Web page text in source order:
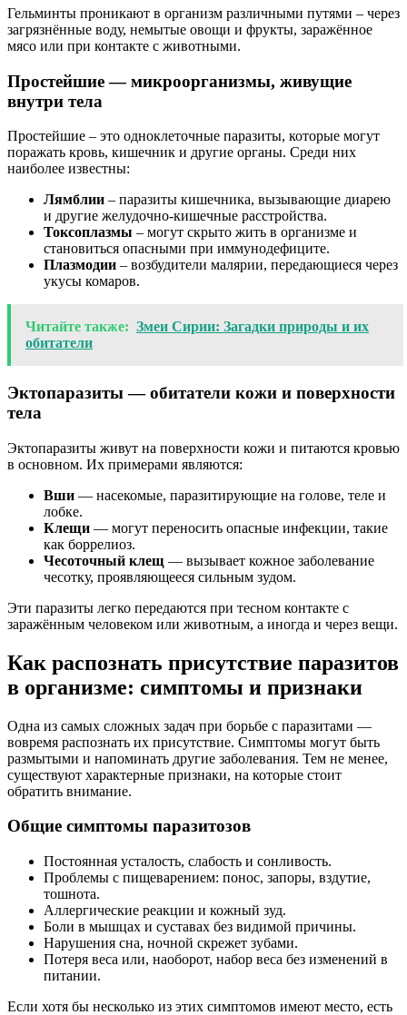
Гельминты проникают в организм различными путями – через
загрязнённые воду, немытые овощи и фрукты, заражённое
мясо или при контакте с животными.
Простейшие — микроорганизмы, живущие
внутри тела
Простейшие – это одноклеточные паразиты, которые могут
поражать кровь, кишечник и другие органы. Среди них
наиболее известны:
Лямблии – паразиты кишечника, вызывающие диарею
и другие желудочно-кишечные расстройства.
Токсоплазмы – могут скрыто жить в организме и
становиться опасными при иммунодефиците.
Плазмодии – возбудители малярии, передающиеся через
укусы комаров.
Читайте также: Змеи Сирии: Загадки природы и их
обитатели
Эктопаразиты — обитатели кожи и поверхности
тела
Эктопаразиты живут на поверхности кожи и питаются кровью
в основном. Их примерами являются:
Вши — насекомые, паразитирующие на голове, теле и
лобке.
Клещи — могут переносить опасные инфекции, такие
как боррелиоз.
Чесоточный клещ — вызывает кожное заболевание
чесотку, проявляющееся сильным зудом.
Эти паразиты легко передаются при тесном контакте с
заражённым человеком или животным, а иногда и через вещи.
Как распознать присутствие паразитов
в организме: симптомы и признаки
Одна из самых сложных задач при борьбе с паразитами —
вовремя распознать их присутствие. Симптомы могут быть
размытыми и напоминать другие заболевания. Тем не менее,
существуют характерные признаки, на которые стоит
обратить внимание.
Общие симптомы паразитозов
Постоянная усталость, слабость и сонливость.
Проблемы с пищеварением: понос, запоры, вздутие,
тошнота.
Аллергические реакции и кожный зуд.
Боли в мышцах и суставах без видимой причины.
Нарушения сна, ночной скрежет зубами.
Потеря веса или, наоборот, набор веса без изменений в
питании.
Если хотя бы несколько из этих симптомов имеют место, есть